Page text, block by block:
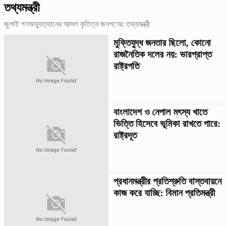
তথ্যমন্ত্রী
জুলাই গণঅভ্যুত্থানের আসল কৃতিত্ব জনগণের: তথ্যমন্ত্রী
মুক্তিযুদ্ধ জনতার ছিলো, কোনো
রাজনৈতিক দলের নয়: ভারপ্রাপ্ত
রাষ্ট্রপতি
বাংলাদেশ ও নেপাল মৎস্য খাতে
ভিত্তি হিসেবে ভূমিকা রাখতে পারে:
রাষ্ট্রদূত
প্রধানমন্ত্রীর প্রতিশ্রুতি বাস্তবায়নে
কাজ করে যাচ্ছি: বিমান প্রতিমন্ত্রী